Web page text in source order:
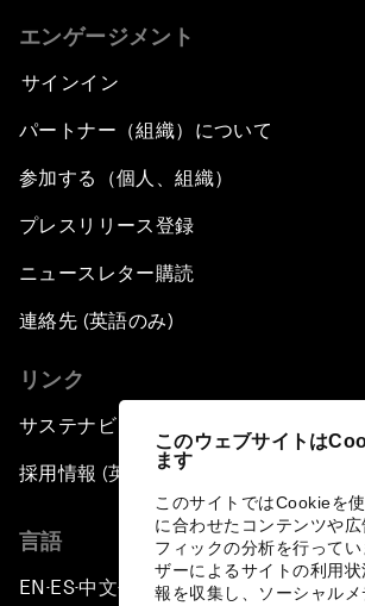
このウェブサイトは
ます
このサイトではCookieを
に合わせたコンテンツや
フィックの分析を行って
ザーによるサイトの利用
報を収集し、ソーシャル
エンゲージメント
サインイン
パートナー（組織）について
参加する（個人、組織）
プレスリリース登録
ニュースレター購読
連絡先 (英語のみ)
リンク
サステナビリティへの取り組み
採用情報 (英語のみ)
言語
EN ▪ES▪中文▪ 日本語